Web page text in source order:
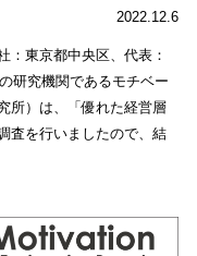
2022.12.6
：東京都中央区、代表：
研究機関であるモチベー
所）は、「優れた経営層
査を行いましたので、結